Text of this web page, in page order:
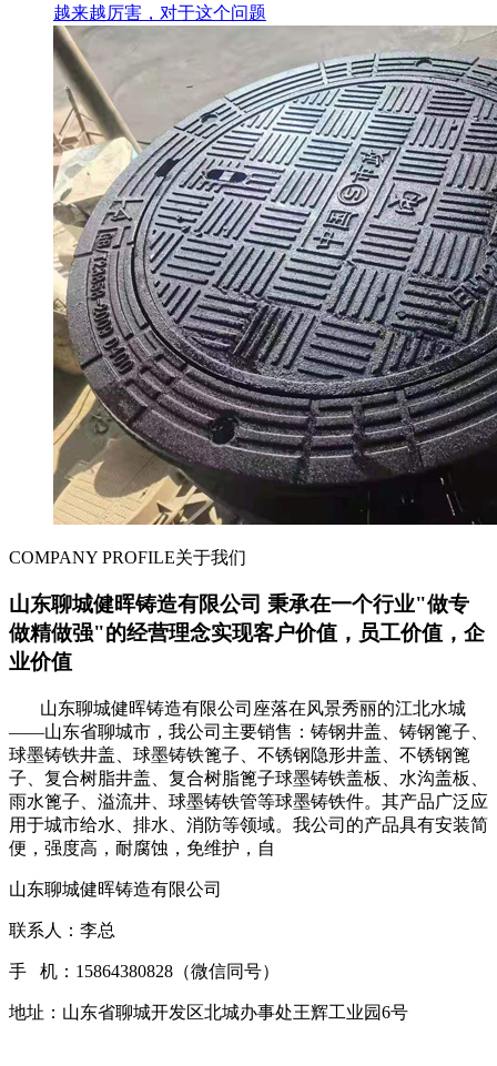
越来越厉害，对于这个问题
COMPANY PROFILE关于我们
山东聊城健晖铸造有限公司 秉承在一个行业"做专
做精做强"的经营理念实现客户价值，员工价值，企
业价值
山东聊城健晖铸造有限公司座落在风景秀丽的江北水城
——山东省聊城市，我公司主要销售：铸钢井盖、铸钢篦子、
球墨铸铁井盖、球墨铸铁篦子、不锈钢隐形井盖、不锈钢篦
子、复合树脂井盖、复合树脂篦子球墨铸铁盖板、水沟盖板、
雨水篦子、溢流井、球墨铸铁管等球墨铸铁件。其产品广泛应
用于城市给水、排水、消防等领域。我公司的产品具有安装简
便，强度高，耐腐蚀，免维护，自
山东聊城健晖铸造有限公司
联系人：李总
手 机：15864380828（微信同号）
地址：山东省聊城开发区北城办事处王辉工业园6号